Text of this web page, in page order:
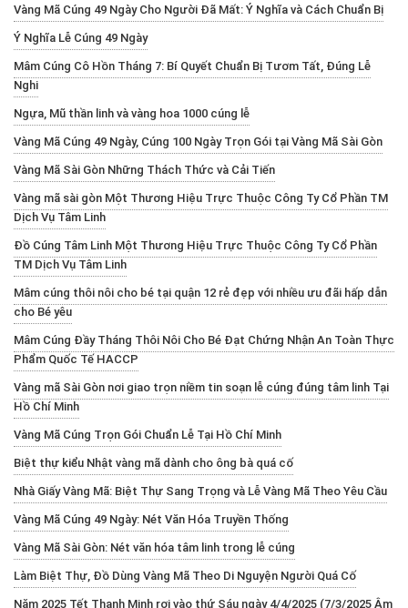
Vàng Mã Cúng 49 Ngày Cho Người Đã Mất: Ý Nghĩa và Cách Chuẩn Bị
Ý Nghĩa Lễ Cúng 49 Ngày
Mâm Cúng Cô Hồn Tháng 7: Bí Quyết Chuẩn Bị Tươm Tất, Đúng Lễ
Nghi
Ngựa, Mũ thần linh và vàng hoa 1000 cúng lễ
Vàng Mã Cúng 49 Ngày, Cúng 100 Ngày Trọn Gói tại Vàng Mã Sài Gòn
Vàng Mã Sài Gòn Những Thách Thức và Cải Tiến
Vàng mã sài gòn Một Thương Hiệu Trực Thuộc Công Ty Cổ Phần TM
Dịch Vụ Tâm Linh
Đồ Cúng Tâm Linh Một Thương Hiệu Trực Thuộc Công Ty Cổ Phần
TM Dịch Vụ Tâm Linh
Mâm cúng thôi nôi cho bé tại quận 12 rẻ đẹp với nhiều ưu đãi hấp dẫn
cho Bé yêu
Mâm Cúng Đầy Tháng Thôi Nôi Cho Bé Đạt Chứng Nhận An Toàn Thực
Phẩm Quốc Tế HACCP
Vàng mã Sài Gòn nơi giao trọn niềm tin soạn lễ cúng đúng tâm linh Tại
Hồ Chí Minh
Vàng Mã Cúng Trọn Gói Chuẩn Lễ Tại Hồ Chí Minh
Biệt thự kiểu Nhật vàng mã dành cho ông bà quá cố
Nhà Giấy Vàng Mã: Biệt Thự Sang Trọng và Lễ Vàng Mã Theo Yêu Cầu
Vàng Mã Cúng 49 Ngày: Nét Văn Hóa Truyền Thống
Vàng Mã Sài Gòn: Nét văn hóa tâm linh trong lễ cúng
Làm Biệt Thự, Đồ Dùng Vàng Mã Theo Di Nguyện Người Quá Cố
Năm 2025 Tết Thanh Minh rơi vào thứ Sáu ngày 4/4/2025 (7/3/2025 Âm